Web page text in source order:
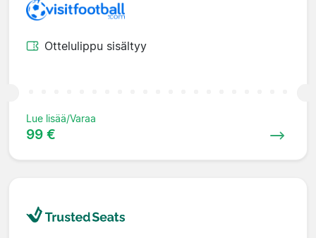
Ottelulippu sisältyy
Lue lisää/Varaa
99 €